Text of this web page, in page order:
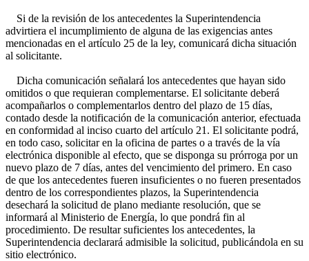
Si de la revisión de los antecedentes la Superintendencia
advirtiera el incumplimiento de alguna de las exigencias antes
mencionadas en el artículo 25 de la ley, comunicará dicha situación
al solicitante.
Dicha comunicación señalará los antecedentes que hayan sido
omitidos o que requieran complementarse. El solicitante deberá
acompañarlos o complementarlos dentro del plazo de 15 días,
contado desde la notificación de la comunicación anterior, efectuada
en conformidad al inciso cuarto del artículo 21. El solicitante podrá,
en todo caso, solicitar en la oficina de partes o a través de la vía
electrónica disponible al efecto, que se disponga su prórroga por un
nuevo plazo de 7 días, antes del vencimiento del primero. En caso
de que los antecedentes fueren insuficientes o no fueren presentados
dentro de los correspondientes plazos, la Superintendencia
desechará la solicitud de plano mediante resolución, que se
informará al Ministerio de Energía, lo que pondrá fin al
procedimiento. De resultar suficientes los antecedentes, la
Superintendencia declarará admisible la solicitud, publicándola en su
sitio electrónico.